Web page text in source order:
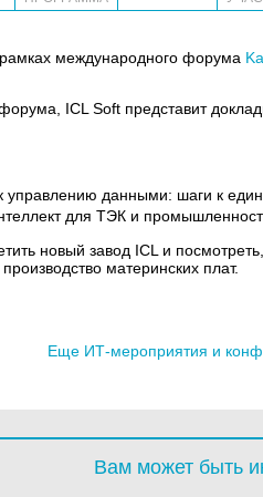
международного форума
ICL Soft представит
управлению данными: шаги к
для ТЭК и
новый завод ICL и
материнских плат.
Еще ИТ-мероприятия и
Вам может быть